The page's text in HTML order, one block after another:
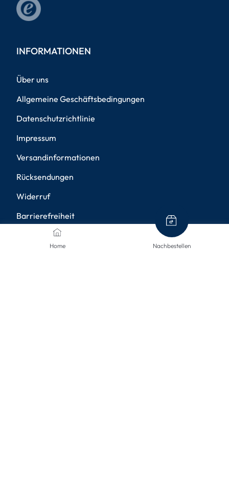
Home Nachbestellen
INFORMATIONEN
Über uns
Allgemeine Geschäftsbedingungen
Datenschutzrichtlinie
Impressum
Versandinformationen
Rücksendungen
Widerruf
Barrierefreiheit
Privatsphäre-Einstellungen